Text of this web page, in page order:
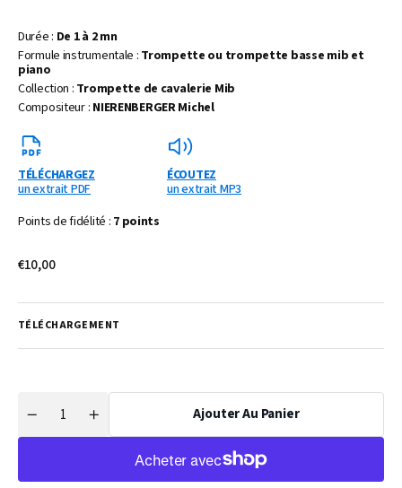
Durée : De 1 à 2 mn
Formule instrumentale : Trompette ou trompette basse mib et
piano
Collection : Trompette de cavalerie Mib
Compositeur : NIERENBERGER Michel
TÉLÉCHARGEZ
un extrait PDF
ÉCOUTEZ
un extrait MP3
Points de fidélité : 7 points
Prix
€10,00
TÉLÉCHARGEMENT
Réduire
Quantité
Augmenter
Ajouter Au Panier